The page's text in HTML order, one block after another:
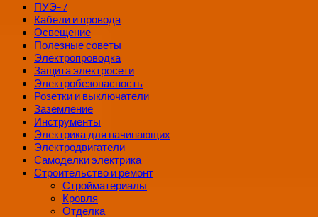
ПУЭ-7
Кабели и провода
Освещение
Полезные советы
Электропроводка
Защита электросети
Электробезопасность
Розетки и выключатели
Заземление
Инструменты
Электрика для начинающих
Электродвигатели
Самоделки электрика
Строительство и ремонт
Стройматериалы
Кровля
Отделка